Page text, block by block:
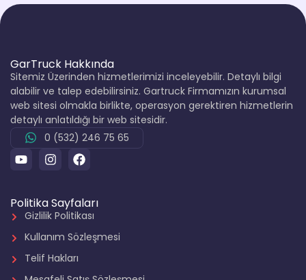
GarTruck Hakkında
Sitemiz Üzerinden hizmetlerimizi inceleyebilir. Detaylı bilgi
alabilir ve talep edebilirsiniz. Gartruck Firmamızın kurumsal
web sitesi olmakla birlikte, operasyon gerektiren hizmetlerin
detaylı anlatıldığı bir web sitesidir.
0 (532) 246 75 65
Politika Sayfaları
Gizlilik Politikası
Kullanım Sözleşmesi
Telif Hakları